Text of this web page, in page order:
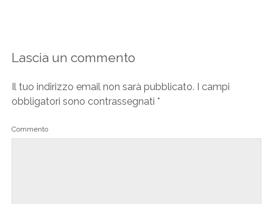
Lascia un commento
Il tuo indirizzo email non sarà pubblicato. I campi
obbligatori sono contrassegnati *
Commento